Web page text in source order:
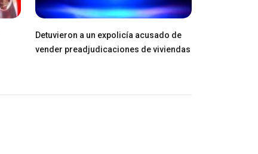
Detuvieron a un expolicía acusado de
vender preadjudicaciones de viviendas